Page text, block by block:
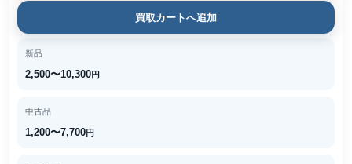
買取カートへ追加
新品
2,500〜10,300円
中古品
1,200〜7,700円